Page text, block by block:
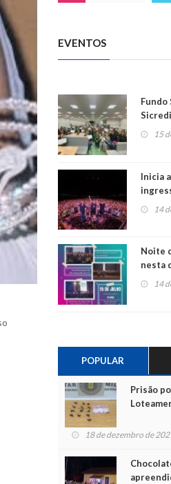
EVENTOS
Fundo
15
Inicia
do
anos
14
Noite
nesta
14
POPULAR
Prisão
18 de dezembro de